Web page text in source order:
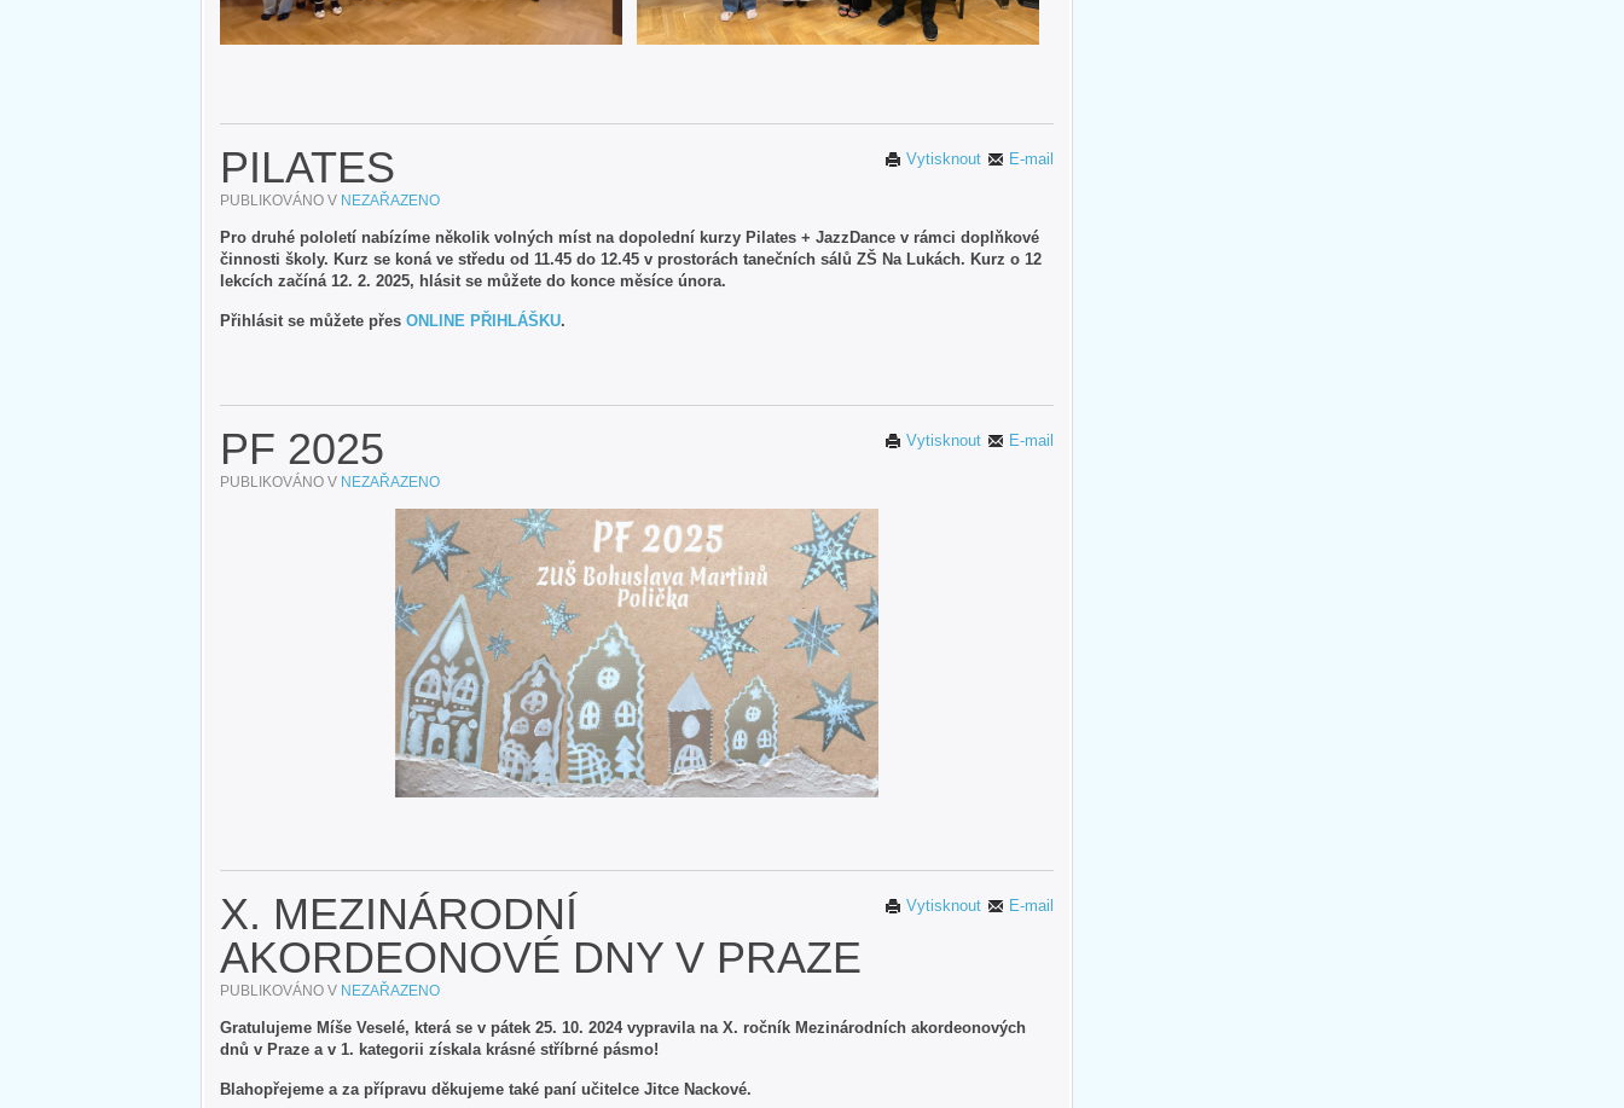
E-mail
Vytisknout
PILATES
PUBLIKOVÁNO V NEZAŘAZENO
Pro druhé pololetí nabízíme několik volných míst na dopolední kurzy Pilates + JazzDance v rámci doplňkové
činnosti školy. Kurz se koná ve středu od 11.45 do 12.45 v prostorách tanečních sálů ZŠ Na Lukách. Kurz o 12
lekcích začíná 12. 2. 2025, hlásit se můžete do konce měsíce února.
Přihlásit se můžete přes ONLINE PŘIHLÁŠKU.
E-mail
Vytisknout
PF 2025
PUBLIKOVÁNO V NEZAŘAZENO
E-mail
Vytisknout
X. MEZINÁRODNÍ
AKORDEONOVÉ DNY V PRAZE
PUBLIKOVÁNO V NEZAŘAZENO
Gratulujeme Míše Veselé, která se v pátek 25. 10. 2024 vypravila na X. ročník Mezinárodních akordeonových
dnů v Praze a v 1. kategorii získala krásné stříbrné pásmo!
Blahopřejeme a za přípravu děkujeme také paní učitelce Jitce Nackové.